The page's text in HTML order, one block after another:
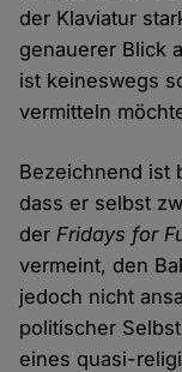
der Klaviatur
genauerer Blick
ist keineswegs
vermitteln
Bezeichnend ist
dass er selbst
der Fridays for
vermeint, den
jedoch nicht
politischer
eines quasi-